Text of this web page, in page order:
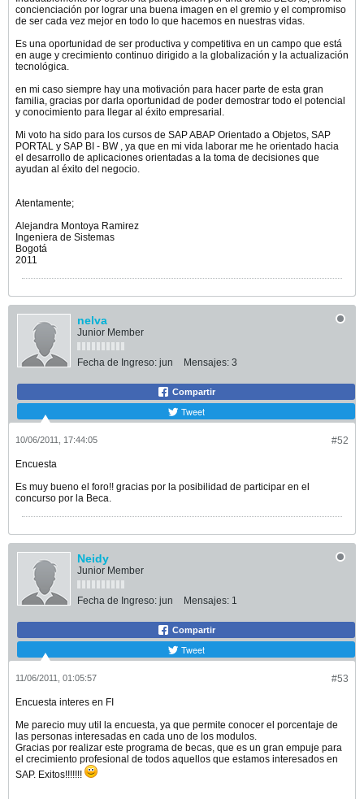
concienciación por lograr una buena imagen en el gremio y el compromiso
de ser cada vez mejor en todo lo que hacemos en nuestras vidas.
Es una oportunidad de ser productiva y competitiva en un campo que está
en auge y crecimiento continuo dirigido a la globalización y la actualización
tecnológica.
en mi caso siempre hay una motivación para hacer parte de esta gran
familia, gracias por darla oportunidad de poder demostrar todo el potencial
y conocimiento para llegar al éxito empresarial.
Mi voto ha sido para los cursos de SAP ABAP Orientado a Objetos, SAP
PORTAL y SAP BI - BW , ya que en mi vida laborar me he orientado hacia
el desarrollo de aplicaciones orientadas a la toma de decisiones que
ayudan al éxito del negocio.
Atentamente;
Alejandra Montoya Ramirez
Ingeniera de Sistemas
Bogotá
2011
nelva
Junior Member
Fecha de Ingreso: jun Mensajes: 3
Compartir
Tweet
#52
10/06/2011, 17:44:05
Encuesta
Es muy bueno el foro!! gracias por la posibilidad de participar en el
concurso por la Beca.
Neidy
Junior Member
Fecha de Ingreso: jun Mensajes: 1
Compartir
Tweet
#53
11/06/2011, 01:05:57
Encuesta interes en FI
Me parecio muy util la encuesta, ya que permite conocer el porcentaje de
las personas interesadas en cada uno de los modulos.
Gracias por realizar este programa de becas, que es un gran empuje para
el crecimiento profesional de todos aquellos que estamos interesados en
SAP. Exitos!!!!!!!